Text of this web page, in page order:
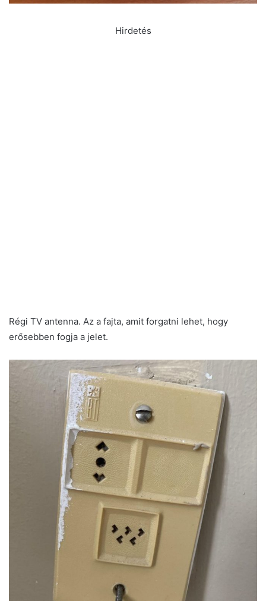
Hirdetés
Régi TV antenna. Az a fajta, amit forgatni lehet, hogy
erősebben fogja a jelet.